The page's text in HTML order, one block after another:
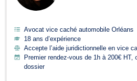
Avocat vice caché automobile Orléans
18 ans d’expérience
Accepte l’aide juridictionnelle en vice
Premier rendez-vous de 1h à 200€ HT,
dossier